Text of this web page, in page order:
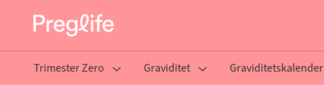
Trimester Zero Graviditet Graviditetskalender